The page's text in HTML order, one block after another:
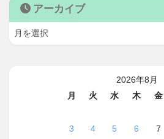
アーカイブ
2026年8月
月
火 水 木 金
3
4 5 6 7